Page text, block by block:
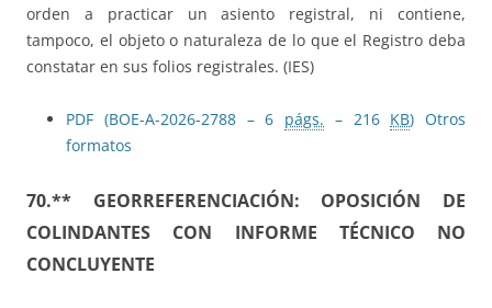
orden a practicar un asiento registral, ni contiene,
tampoco, el objeto o naturaleza de lo que el Registro deba
constatar en sus folios registrales. (IES)
PDF (BOE-A-2026-2788 – 6 págs. – 216 KB) Otros
formatos
70.** GEORREFERENCIACIÓN: OPOSICIÓN DE
COLINDANTES CON INFORME TÉCNICO NO
CONCLUYENTE